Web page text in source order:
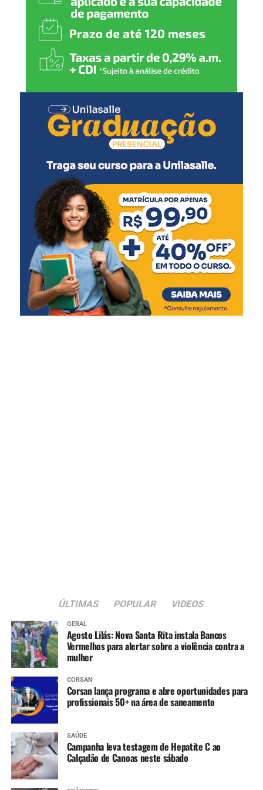
Como funciona o MEI RS Calamidades
Dividido em três etapas, o MEI RS Calamidades
disponibiliza:
um auxílio de R$ 1.500 na conta Caixa Tem, da
Caixa Econômica Federal, para todos os
selecionados;
uma consultoria de nove horas oferecida pela
Sul (PUCRS), com foco em temas como
elaboração de plano de negócios, estratégias de
marketing e vendas, controle de custos e definição
de preços;
e, por fim, uma segunda parcela de R$ 1.500, pelo
Banrisul, desde que tenham finalizado a
consultoria e abram uma conta empresarial
gratuita no banco.
Para participar, os interessados devem
cumprir alguns critérios, como:
Calamidades 2
Como: preenchimento de
formulário on-line
Quem pode se inscrever: microempreendedores
individuais que atendam aos critérios, não beneficiados
na primeira fase do programa.
ÚLTIMAS POPULAR VIDEOS
GERAL
Agosto Lilás: Nova Santa Rita instala Bancos
Vermelhos para alertar sobre a violência contra a
mulher
CORSAN
Corsan lança programa e abre oportunidades para
profissionais 50+ na área de saneamento
SAÚDE
Campanha leva testagem de Hepatite C ao
Calçadão de Canoas neste sábado